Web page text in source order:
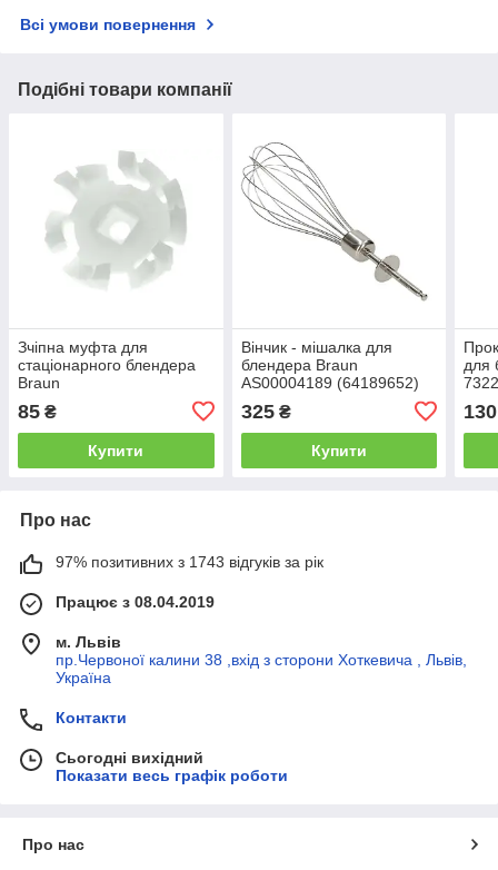
Всі умови повернення
Подібні товари компанії
Зчіпна муфта для
стаціонарного блендера
Braun
85 ₴
Купити
Вінчик - мішалка для
блендера Braun
AS00004189 (64189652)
325₴
Купити
для
130
Про нас
97% позитивних з 1743 відгуків за рік
Працює з 08.04.2019
м. Львів
пр.Червоної калини 38 ,вхід з сторони Хоткевича , Львів,
Україна
Контакти
Сьогодні вихідний
Показати весь графік роботи
Про нас